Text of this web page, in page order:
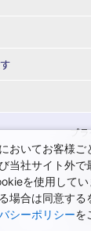
千
栃
神
千
栃
蔵
鳴
岩
秋
福
®への旅
内版 女
内版
ゴ
旅
行 7
9
プラ
規約
商標
採用
おいてお客様
当社サイト外で
を使用して
場合は同意す
シーポリシーを